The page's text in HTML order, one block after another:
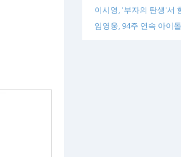
이시영, '부자의 탄생'서
임영웅, 94주 연속 아이